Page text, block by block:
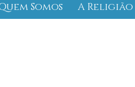
Somos A Religião